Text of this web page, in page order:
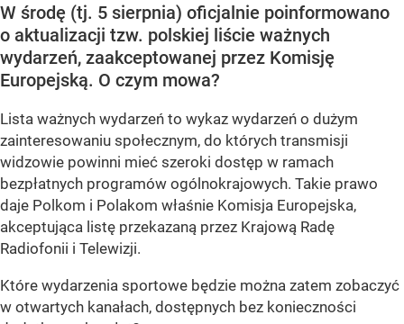
W środę (tj. 5 sierpnia) oficjalnie poinformowano
o aktualizacji tzw. polskiej liście ważnych
wydarzeń, zaakceptowanej przez Komisję
Europejską. O czym mowa?
Lista ważnych wydarzeń to wykaz wydarzeń o dużym
zainteresowaniu społecznym, do których transmisji
widzowie powinni mieć szeroki dostęp w ramach
bezpłatnych programów ogólnokrajowych. Takie prawo
daje Polkom i Polakom właśnie Komisja Europejska,
akceptująca listę przekazaną przez Krajową Radę
Radiofonii i Telewizji.
Które wydarzenia sportowe będzie można zatem zobaczyć
w otwartych kanałach, dostępnych bez konieczności